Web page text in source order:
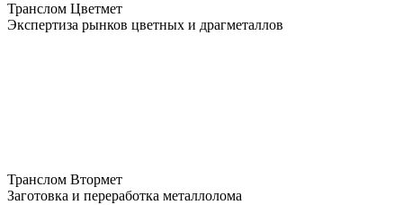
Транслом Цветмет
Экспертиза рынков цветных и драгметаллов
Транслом Втормет
Заготовка и переработка металлолома